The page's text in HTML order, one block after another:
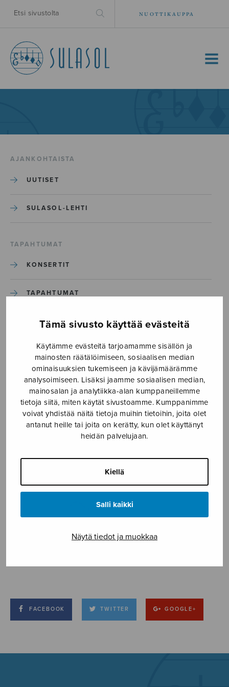
Tämä sivusto käyttää evästeitä
Käytämme evästeitä tarjoamamme sisällön ja
mainosten räätälöimiseen, sosiaalisen median
ominaisuuksien tukemiseen ja kävijämäärämme
analysoimiseen. Lisäksi jaamme sosiaalisen median,
mainosalan ja analytiikka-alan kumppaneillemme
tietoja siitä, miten käytät sivustoamme. Kumppanimme
voivat yhdistää näitä tietoja muihin tietoihin, joita olet
antanut heille tai joita on kerätty, kun olet käyttänyt
heidän palvelujaan.
Kiellä
Salli kaikki
Näytä tiedot ja muokkaa
NUOTTIKAUPPA
MENU
AJANKOHTAISTA
UUTISET
SULASOL-LEHTI
TAPAHTUMAT
KONSERTIT
TAPAHTUMAT
ILMOITA TAPAHTUMA
Etusivu › Media › Budoo no ki_S2406
Budoo no ki_S2406
31.3.2020
FACEBOOK TWITTER GOOGLE+